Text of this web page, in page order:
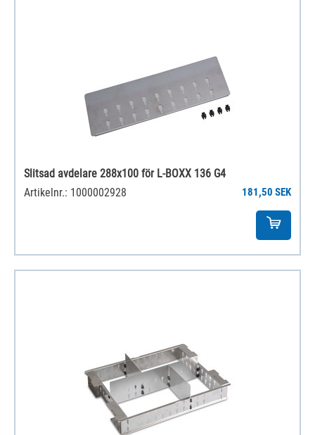
Slitsad avdelare 288x100 för L-BOXX 136 G4
Artikelnr.: 1000002928
181,50 SEK